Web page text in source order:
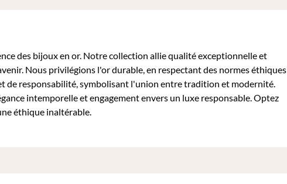
des bijoux en or. Notre collection allie qualité exceptionnelle et
Nous privilégions l'or durable, en respectant des normes éthiques
de responsabilité, symbolisant l'union entre tradition et modernité.
intemporelle et engagement envers un luxe responsable. Optez
éthique inaltérable.